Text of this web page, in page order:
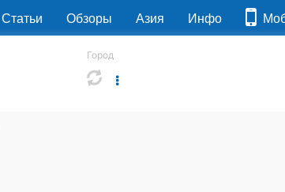
Статьи Обзоры Азия Инфо
Город